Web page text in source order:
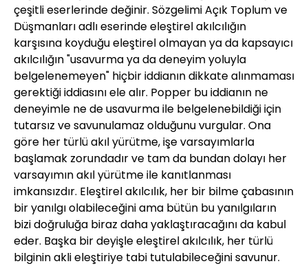
çeşitli eserlerinde değinir. Sözgelimi Açık Toplum ve
Düşmanları adlı eserinde eleştirel akılcılığın
karşısına koyduğu eleştirel olmayan ya da kapsayıcı
akılcılığın "usavurma ya da deneyim yoluyla
belgelenemeyen" hiçbir iddianın dikkate alınmaması
gerektiği iddiasını ele alır. Popper bu iddianın ne
deneyimle ne de usavurma ile belgelenebildiği için
tutarsız ve savunulamaz olduğunu vurgular. Ona
göre her türlü akıl yürütme, işe varsayımlarla
başlamak zorundadır ve tam da bundan dolayı her
varsayımın akıl yürütme ile kanıtlanması
imkansızdır. Eleştirel akılcılık, her bir bilme çabasının
bir yanılgı olabileceğini ama bütün bu yanılgıların
bizi doğruluğa biraz daha yaklaştıracağını da kabul
eder. Başka bir deyişle eleştirel akılcılık, her türlü
bilginin akli eleştiriye tabi tutulabileceğini savunur.